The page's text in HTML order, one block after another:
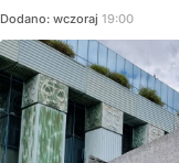
Dodano: wczoraj 19:00